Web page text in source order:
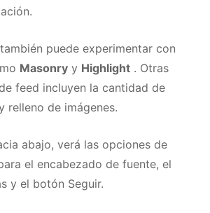
puede experimentar con
Masonry y Highlight . Otras
feed incluyen la cantidad de
relleno de imágenes.
abajo, verá las opciones de
el encabezado de fuente, el
y el botón Seguir.